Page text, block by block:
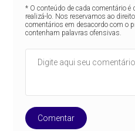
* O conteúdo de cada comentário é
realizá-lo. Nos reservamos ao
comentários em desacordo com o
contenham palavras ofensivas.
Comentar